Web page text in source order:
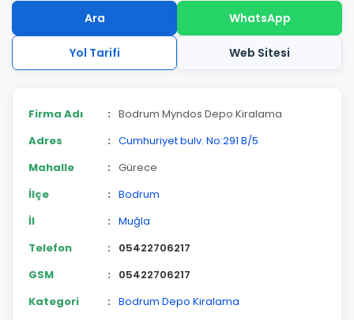
Ara WhatsApp
Yol Tarifi Web Sitesi
Firma Adı : Bodrum Myndos Depo Kiralama
Adres
: Cumhuriyet bulv. No:291 B/5
Mahalle
: Gürece
İlçe
: Bodrum
İl
: Muğla
Telefon
:
05422706217
GSM
:
05422706217
Kategori
: Bodrum Depo Kiralama